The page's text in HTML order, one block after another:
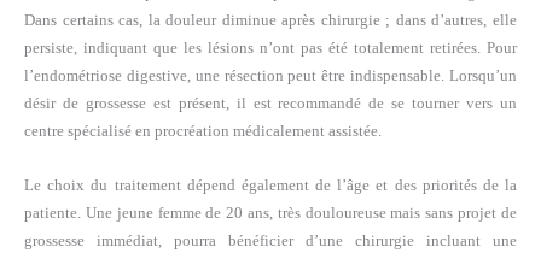
Dans certains cas, la douleur diminue après chirurgie ; dans d’autres, elle
persiste, indiquant que les lésions n’ont pas été totalement retirées. Pour
l’endométriose digestive, une résection peut être indispensable. Lorsqu’un
désir de grossesse est présent, il est recommandé de se tourner vers un
centre spécialisé en procréation médicalement assistée.
Le choix du traitement dépend également de l’âge et des priorités de la
patiente. Une jeune femme de 20 ans, très douloureuse mais sans projet de
grossesse immédiat, pourra bénéficier d’une chirurgie incluant une